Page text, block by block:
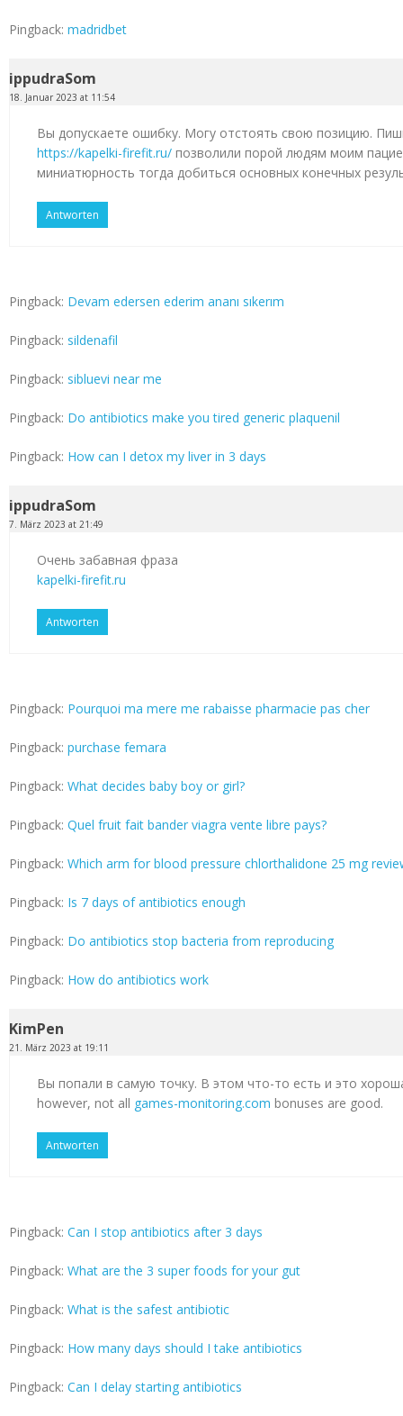
Pingback: madridbet
ippudraSom
18. Januar 2023 at 11:54
Вы допускаете ошибку. Могу отстоять свою позицию.
https://kapelki-firefit.ru/ позволили порой людям моим
миниатюрность тогда добиться основных конечных
Antworten
Pingback: Devam edersen ederim ananı sıkerım
Pingback: sildenafil
Pingback: sibluevi near me
Pingback: Do antibiotics make you tired generic plaquenil
Pingback: How can I detox my liver in 3 days
ippudraSom
7. März 2023 at 21:49
Очень забавная фраза
kapelki-firefit.ru
Antworten
Pingback: Pourquoi ma mere me rabaisse pharmacie pas cher
Pingback: purchase femara
Pingback: What decides baby boy or girl?
Pingback: Quel fruit fait bander viagra vente libre pays?
Pingback: Which arm for blood pressure chlorthalidone 25 mg
Pingback: Is 7 days of antibiotics enough
Pingback: Do antibiotics stop bacteria from reproducing
Pingback: How do antibiotics work
KimPen
21. März 2023 at 19:11
Вы попали в самую точку. В этом что-то есть и это
however, not all games-monitoring.com bonuses are good.
Antworten
Pingback: Can I stop antibiotics after 3 days
Pingback: What are the 3 super foods for your gut
Pingback: What is the safest antibiotic
Pingback: How many days should I take antibiotics
Pingback: Can I delay starting antibiotics